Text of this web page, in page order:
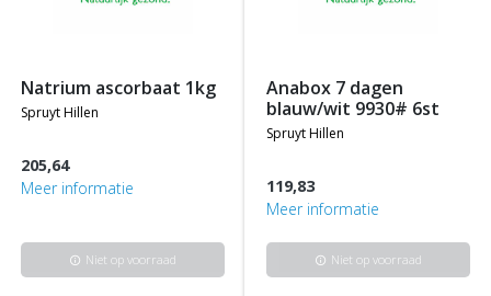
natrium ascorbaat 1kg
spruyt hillen
205,64
Meer informatie
info Niet op voorraad
anabox 7 dagen
blauw/wit 9930# 6st
spruyt hillen
119,83
Meer informatie
info Niet op voorraad